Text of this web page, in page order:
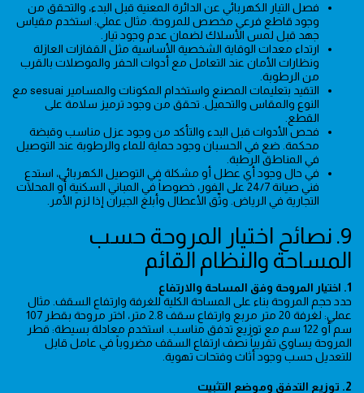
فصل التيار الكهربائي عن الدائرة المعنية قبل البدء، والتحقق من
وجود قاطع فرعي مخصص للمروحة. مثال عملي: استخدم مقياس
جهد قبل لمس الأسلاك لضمان عدم وجود تيار.
ارتداء معدات الوقاية الشخصية الأساسية مثل القفازات العازلة
ونظارات الأمان عند التعامل مع أدوات الحفر والموصلات بالقرب
من الرطوبة.
التقيد بتعليمات المصنع واستخدام المكونات والمسامير sesuai مع
النوع والمقاس والتحميل. تحقق من وجود ترميز سلامة على
القطع.
فحص الأدوات قبل البدء والتأكد من وجود عزل مناسب وقبضة
محكمة. ضع في الحسبان وجود حماية للماء والرطوبة عند التوصيل
في المناطق الرطبة.
في حال وجود أي عطل أو مشكلة في التوصيل الكهربائي، استدعِ
فني صيانة 24/7 على الفور، خصوصاً في المباني السكنية أو المحلات
التجارية في الرياض. وثّق الأعطال وأبلغ الجيران إذا لزم الأمر.
9. نصائح اختيار المروحة حسب
المساحة والنظام القائم
1. اختيار المروحة وفق المساحة والارتفاع
حدد حجم المروحة بناء على المساحة الكلية للغرفة وارتفاع السقف. مثال
عملي: لغرفة 20 متر مربع وارتفاع سقف 2.8 متر، اختر مروحة بقطر 107
سم أو 122 سم مع توزيع تدفق مناسب. استخدم معادلة بسيطة: قطر
المروحة يساوي تقريباً نصف ارتفاع السقف مضروباً في عامل قابل
للتعديل حسب وجود أثاث وفتحات تهوية.
2. توزيع التدفق وموضع التثبيت